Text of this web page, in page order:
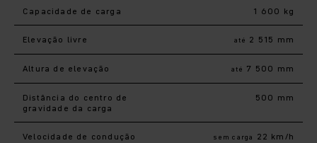
Capacidade de carga 1 600 kg
Elevação livre até 2 515 mm
Altura de elevação até 7 500 mm
Distância do centro de
gravidade da carga
500 mm
Velocidade de condução sem carga 22 km/h